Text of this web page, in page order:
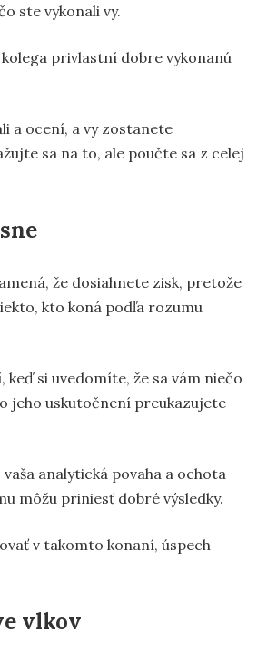
ste vykonali vy.
kolega privlastní dobre vykonanú
a ocení, a vy zostanete
sa na to, ale poučte sa z celej
že dosiahnete zisk, pretože
kto koná podľa rozumu
keď si uvedomíte, že sa vám niečo
jeho uskutočnení preukazujete
analytická povaha a ochota
môžu priniesť dobré výsledky.
v takomto konaní, úspech
vlkov